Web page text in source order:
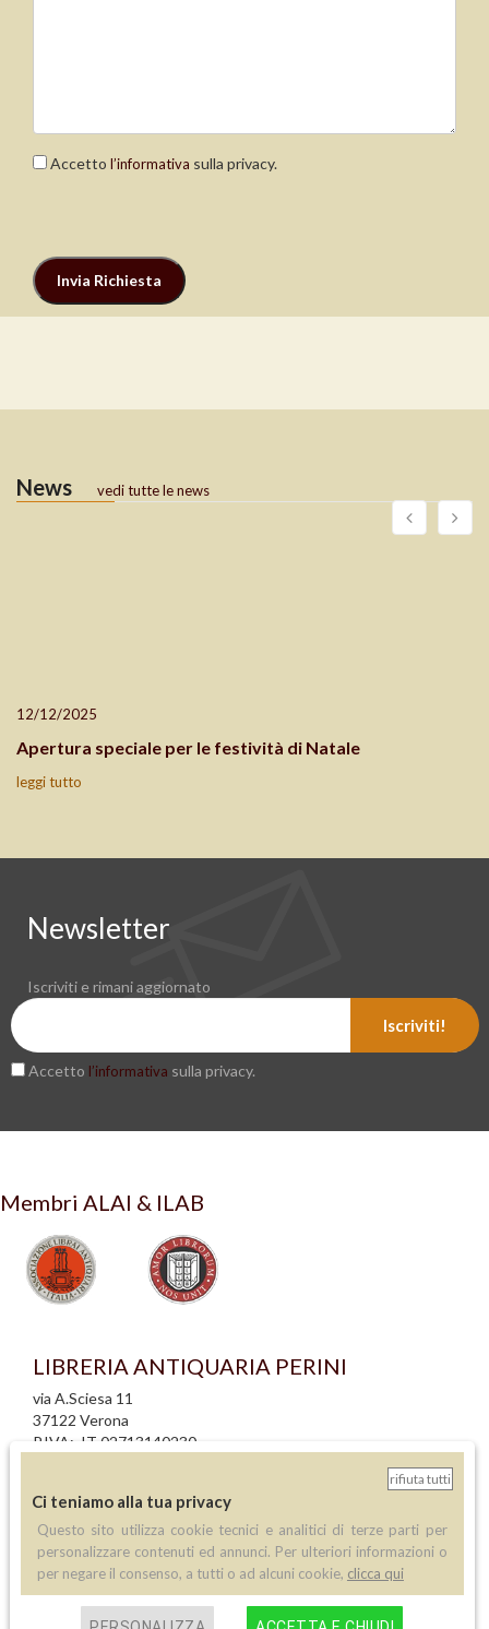
Accetto l’informativa sulla privacy.
News vedi tutte le news
12/12/2025
Apertura speciale per le festività di Natale
leggi tutto
Newsletter
Iscriviti e rimani aggiornato
Iscriviti!
Accetto l’informativa sulla privacy.
Membri ALAI & ILAB
LIBRERIA ANTIQUARIA PERINI
via A.Sciesa 11
37122 Verona
P.IVA: IT 02713140230
informativa privacy
informativa cookie
creazione siti internet
Contatti
rifiuta tutti
Ci teniamo alla tua privacy
Questo sito utilizza cookie tecnici e analitici di terze parti per
personalizzare contenuti ed annunci. Per ulteriori informazioni o
per negare il consenso, a tutti o ad alcuni cookie, clicca qui